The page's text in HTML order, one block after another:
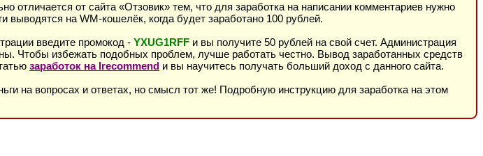
отличается от сайта «Отзовик» тем, что для заработка на написании комментариев нужно
выводятся на WM-кошелёк, когда будет заработано 100 рублей.
введите промокод - YXUG1RFF и вы получите 50 рублей на свой счет. Администрация
Чтобы избежать подобных проблем, лучше работать честно. Вывод заработанных средств
заработок на Irecommend и вы научитесь получать больший доход с данного сайта.
на вопросах и ответах, но смысл тот же! Подробную инструкцию для заработка на этом